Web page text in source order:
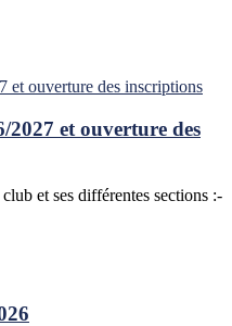
2027 et ouverture des
et ses différentes sections :-